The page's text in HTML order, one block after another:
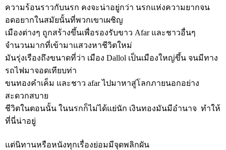
ความร้อนราวกับนรก คงจะน่าอยู่กว่า นรกแห่งความยากจน
อดอยากในสมัยนั้นที่พวกเขาเผชิญ
เมืองต่างๆ ถูกสร้างขึ้นเพื่อรองรับขาว Afar และชาวอื่นๆ
จำนวนมากที่เข้ามาแสวงหาชีวิตใหม่
มันรุ่งเรืองถึงขนาดที่ว่า เมือง Dallol เป็นเมืองใหญ่ขึ้น จนมีทาง
รถไฟมาจอดเทียบท่า
ขนทองคำเค็ม และชาว afar ไปมาหาสู่โลกภายนอกอย่าง
สะดวกสบาย
ชีวิตในตอนนั้น ในนรกก็ไม่ได้แย่นัก เงินทองมันมีอำนาจ ทำให้
ที่นี่น่าอยู่
แต่นิทานหรือหนังทุกเรื่องย่อมมีจุดพลิกผัน